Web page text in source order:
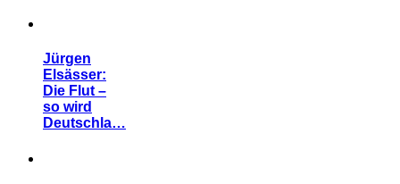
Jürgen
Elsässer:
Die Flut –
so wird
Deutschla…